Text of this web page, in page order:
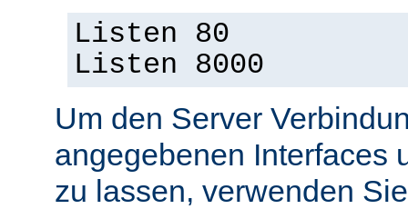
Listen 80
Listen 8000
Um den Server
angegebenen Interfaces
zu lassen, verwenden